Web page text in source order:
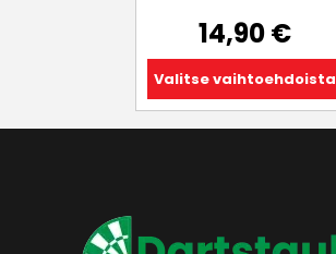
14,90€
Valitse vaihtoehdoista